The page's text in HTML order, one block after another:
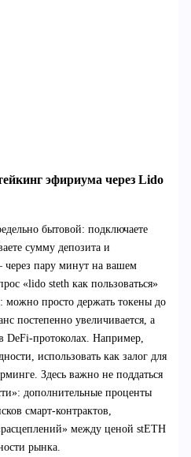
эфириума через Lido
бытовой: подключаете
сумму депозита и
пару минут на вашем
«lido steth как пользоваться»
можно просто держать токены до
постепенно увеличивается, а
Например,
использовать как залог для
Здесь важно не поддаться
дополнительные проценты
смарт‑контрактов,
между ценой stETH
рынка.